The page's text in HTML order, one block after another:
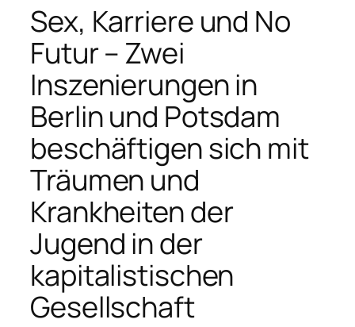
Sex, Karriere und No
Futur – Zwei
Inszenierungen in
Berlin und Potsdam
beschäftigen sich mit
Träumen und
Krankheiten der
Jugend in der
kapitalistischen
Gesellschaft